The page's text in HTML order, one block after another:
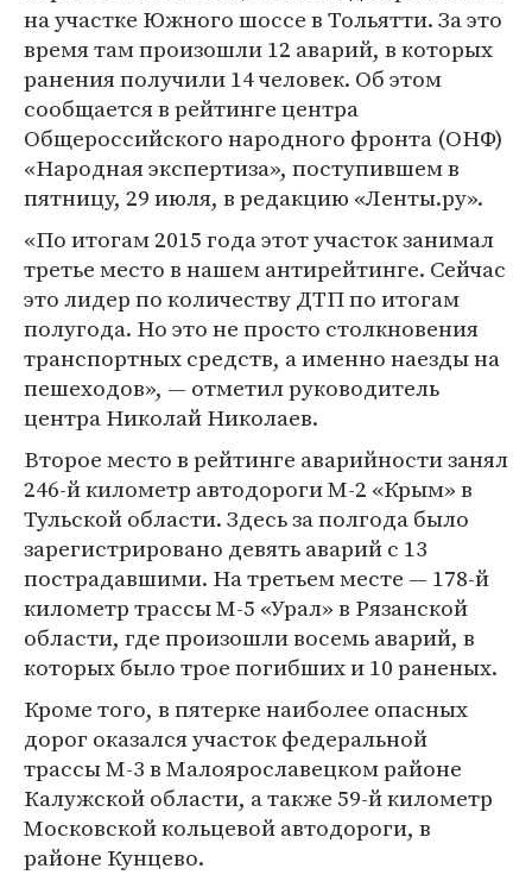
на участке Южного шоссе в Тольятти. За это
время там произошли 12 аварий, в которых
ранения получили 14 человек. Об этом
сообщается в рейтинге центра
Общероссийского народного фронта (ОНФ)
«Народная экспертиза», поступившем в
пятницу, 29 июля, в редакцию «Ленты.ру».
«По итогам 2015 года этот участок занимал
третье место в нашем антирейтинге. Сейчас
это лидер по количеству ДТП по итогам
полугода. Но это не просто столкновения
транспортных средств, а именно наезды на
пешеходов», — отметил руководитель
центра Николай Николаев.
Второе место в рейтинге аварийности занял
246-й километр автодороги М-2 «Крым» в
Тульской области. Здесь за полгода было
зарегистрировано девять аварий с 13
пострадавшими. На третьем месте — 178-й
километр трассы М-5 «Урал» в Рязанской
области, где произошли восемь аварий, в
которых было трое погибших и 10 раненых.
Кроме того, в пятерке наиболее опасных
дорог оказался участок федеральной
трассы М-3 в Малоярославецком районе
Калужской области, а также 59-й километр
Московской кольцевой автодороги, в
районе Кунцево.